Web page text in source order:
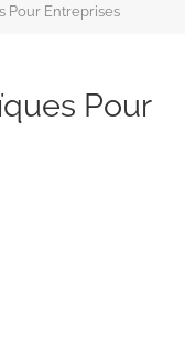
Pour Entreprises
Pour